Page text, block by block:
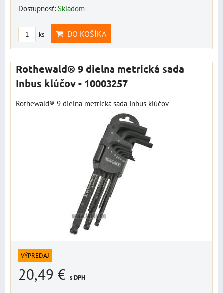
Dostupnosť: Skladom
ks DO KOŠÍKA
Rothewald® 9 dielna metrická sada
Inbus klúčov - 10003257
Rothewald® 9 dielna metrická sada Inbus klúčov
VÝPREDAJ
20,49 € s DPH